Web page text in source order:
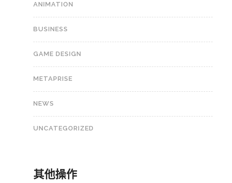
ANIMATION
BUSINESS
GAME DESIGN
METAPRISE
NEWS
UNCATEGORIZED
其他操作